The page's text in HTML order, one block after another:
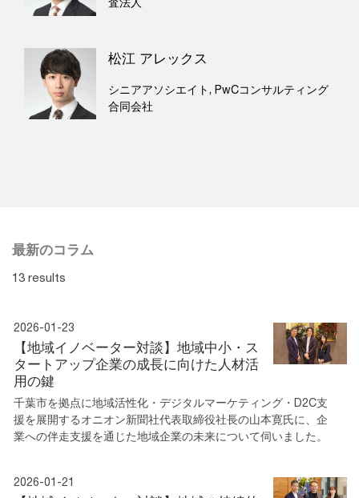
松江 アレックス
シニアアソシエイト, PwCコンサルティング
合同会社
最新のコラム
13 results
2026-01-23
【地域イノベーター対談】地域中小・ス
タートアップ企業の成長に向けた人材活
用の鍵
千葉市を拠点に地域活性化・デジタルマーケティング・D2C支
援を展開するオニオン新聞社代表取締役社長の山本寛氏に、企
業への伴走支援を通じた地域企業の未来について伺いました。
2026-01-21